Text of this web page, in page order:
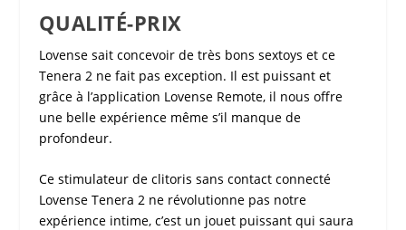
QUALITÉ-PRIX
Lovensesait concevoir de très bons sextoys et ce
Tenera 2 ne fait pas exception. Il est puissant et
grâce à l’application Lovense Remote, il nous offre
une belle expérience même s’il manque de
profondeur.
Ce stimulateur de clitoris sans contact connecté
Lovense Tenera 2ne révolutionne pas notre
expérience intime, c’est un jouet puissant qui saura